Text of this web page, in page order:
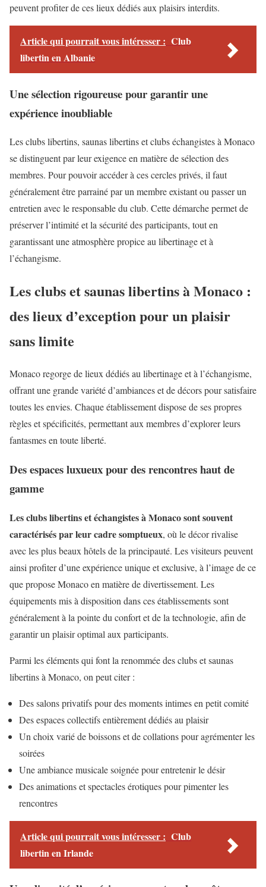
peuvent profiter de ces lieux dédiés aux plaisirs interdits.
Article qui pourrait vous intéresser : Club
libertin en Albanie
Une sélection rigoureuse pour garantir une
expérience inoubliable
Les clubs libertins, saunas libertins et clubs échangistes à Monaco
se distinguent par leur exigence en matière de sélection des
membres. Pour pouvoir accéder à ces cercles privés, il faut
généralement être parrainé par un membre existant ou passer un
entretien avec le responsable du club. Cette démarche permet de
préserver l’intimité et la sécurité des participants, tout en
garantissant une atmosphère propice au libertinage et à
l’échangisme.
Les clubs et saunas libertins à Monaco :
des lieux d’exception pour un plaisir
sans limite
Monaco regorge de lieux dédiés au libertinage et à l’échangisme,
offrant une grande variété d’ambiances et de décors pour satisfaire
toutes les envies. Chaque établissement dispose de ses propres
règles et spécificités, permettant aux membres d’explorer leurs
fantasmes en toute liberté.
Des espaces luxueux pour des rencontres haut de
gamme
Les clubs libertins et échangistes à Monaco sont souvent
caractérisés par leur cadre somptueux, où le décor rivalise
avec les plus beaux hôtels de la principauté. Les visiteurs peuvent
ainsi profiter d’une expérience unique et exclusive, à l’image de ce
que propose Monaco en matière de divertissement. Les
équipements mis à disposition dans ces établissements sont
généralement à la pointe du confort et de la technologie, afin de
garantir un plaisir optimal aux participants.
Parmi les éléments qui font la renommée des clubs et saunas
libertins à Monaco, on peut citer :
Des salons privatifs pour des moments intimes en petit comité
Des espaces collectifs entièrement dédiés au plaisir
Un choix varié de boissons et de collations pour agrémenter les
soirées
Une ambiance musicale soignée pour entretenir le désir
Des animations et spectacles érotiques pour pimenter les
rencontres
Article qui pourrait vous intéresser : Club
libertin en Irlande